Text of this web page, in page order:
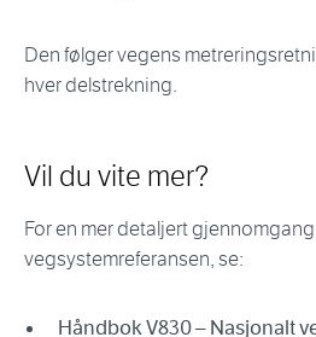
Den følger vegens
hver delstrekning.
Vil du vite mer?
For en mer detaljert
vegsystemreferansen, se:
Håndbok V830 – Nasjonalt